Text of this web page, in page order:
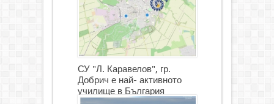
СУ "Л. Каравелов", гр.
Добрич е най- активното
училище в България